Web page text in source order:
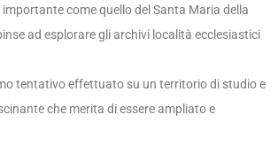
come quello del Santa Maria della
ad esplorare gli archivi località ecclesiastici
tentativo effettuato su un territorio di studio e
che merita di essere ampliato e